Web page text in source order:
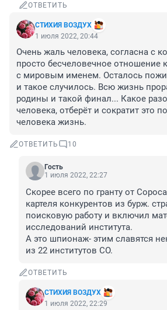
ОТВЕТИТЬ
СТИХИЯ ВОЗДУХ
1 июля 2022, 20:44
Очень жаль человека, согласна с
просто бесчеловечное отношение
с мировым именем. Осталось
и такое случилось. Всю жизнь
родины и такой финал... Какое
человека, отберёт и сократит это
человека жизнь.
ОТВЕТИТЬ 10
Гость
1 июля 2022, 22:27
Скорее всего по гранту от
картеля конкурентов из бурж.
поисковую работу и включил
исследований института.
А это шпионаж- этим славятся
из 22 институтов СО.
ОТВЕТИТЬ
СТИХИЯ ВОЗДУХ
1 июля 2022, 22:29